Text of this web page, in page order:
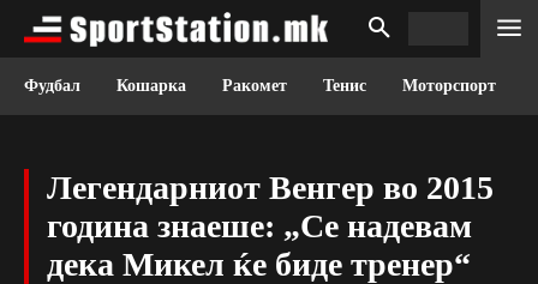
Фудбал Кошарка Ракомет Тенис Моторспорт
Легендарниот Венгер во 2015
година знаеше: „Се надевам
дека Микел ќе биде тренер“